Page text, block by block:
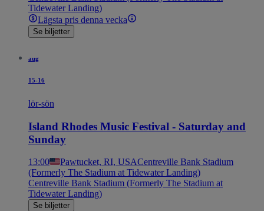
Tidewater Landing)
Lägsta pris denna vecka
Se biljetter
aug
15-16
lör-sön
Island Rhodes Music Festival - Saturday and
Sunday
13:00 Pawtucket, RI, USACentreville Bank Stadium
(Formerly The Stadium at Tidewater Landing)
Centreville Bank Stadium (Formerly The Stadium at
Tidewater Landing)
Se biljetter